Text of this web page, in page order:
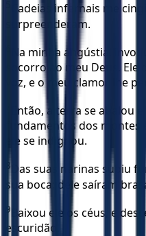
Cadeias infernais me
surpreenderam.
Na minha angústia,
socorro ao meu Deus. Ele
voz, e o meu clamor lhe
Então, a terra se abalou
fundamentos dos montes
ele se indignou.
8
Das suas narinas subiu
sua boca; dele saíram
9
Baixou ele os céus, e
escuridão.